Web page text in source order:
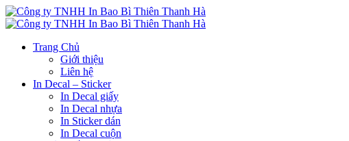
Trang Chủ
Giới thiệu
Liên hệ
In Decal – Sticker
In Decal giấy
In Decal nhựa
In Sticker dán
In Decal cuộn